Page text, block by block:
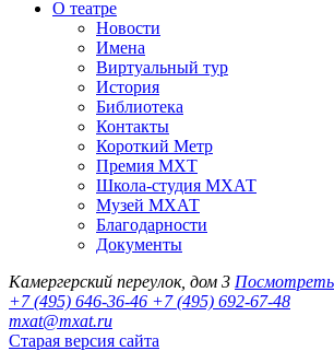
О театре
Новости
Имена
Виртуальный тур
История
Библиотека
Контакты
Короткий Метр
Премия МХТ
Школа-студия МХАТ
Музей МХАТ
Благодарности
Документы
Камергерский переулок, дом 3
+7 (495) 646-36-46 +7 (495) 692-67-48‬
mxat@mxat.ru
Старая версия сайта